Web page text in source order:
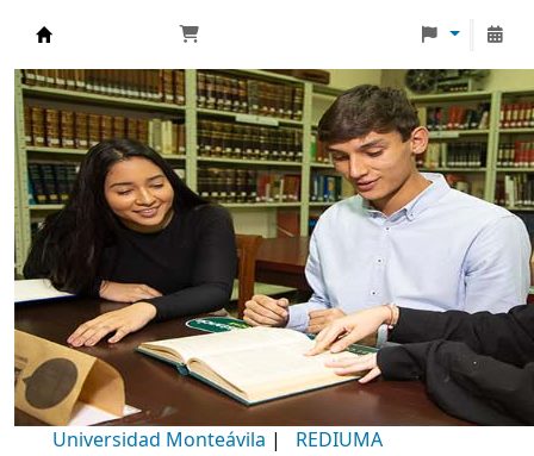
Biblioteca Universidad Monteávila
Universidad Monteávila | REDIUMA